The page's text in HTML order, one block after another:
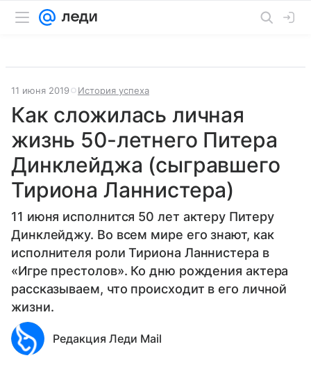
11 июня 2019 История успеха
Как сложилась личная
жизнь 50-летнего Питера
Динклейджа (сыгравшего
Тириона Ланнистера)
11 июня исполнится 50 лет актеру Питеру
Динклейджу. Во всем мире его знают, как
исполнителя роли Тириона Ланнистера в
«Игре престолов». Ко дню рождения актера
рассказываем, что происходит в его личной
жизни.
Редакция Леди Mail